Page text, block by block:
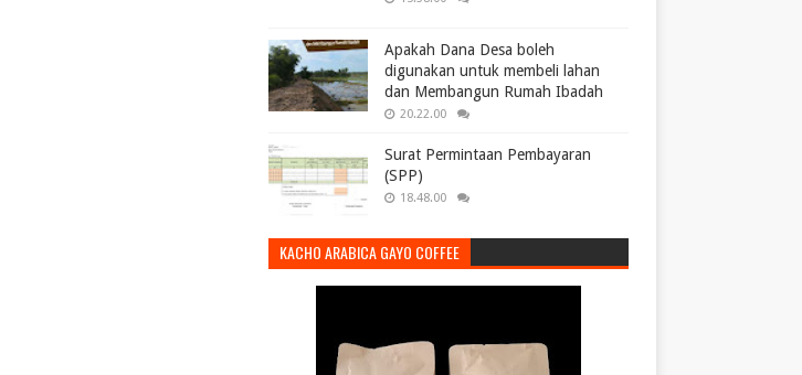
Apakah Dana Desa boleh
digunakan untuk membeli lahan
dan Membangun Rumah Ibadah
20.22.00
Surat Permintaan Pembayaran
(SPP)
18.48.00
KACHO ARABICA GAYO COFFEE